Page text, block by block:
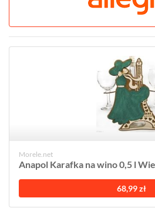
Morele.net
Anapol Karafka na wino 0,5 l
68,99 zł